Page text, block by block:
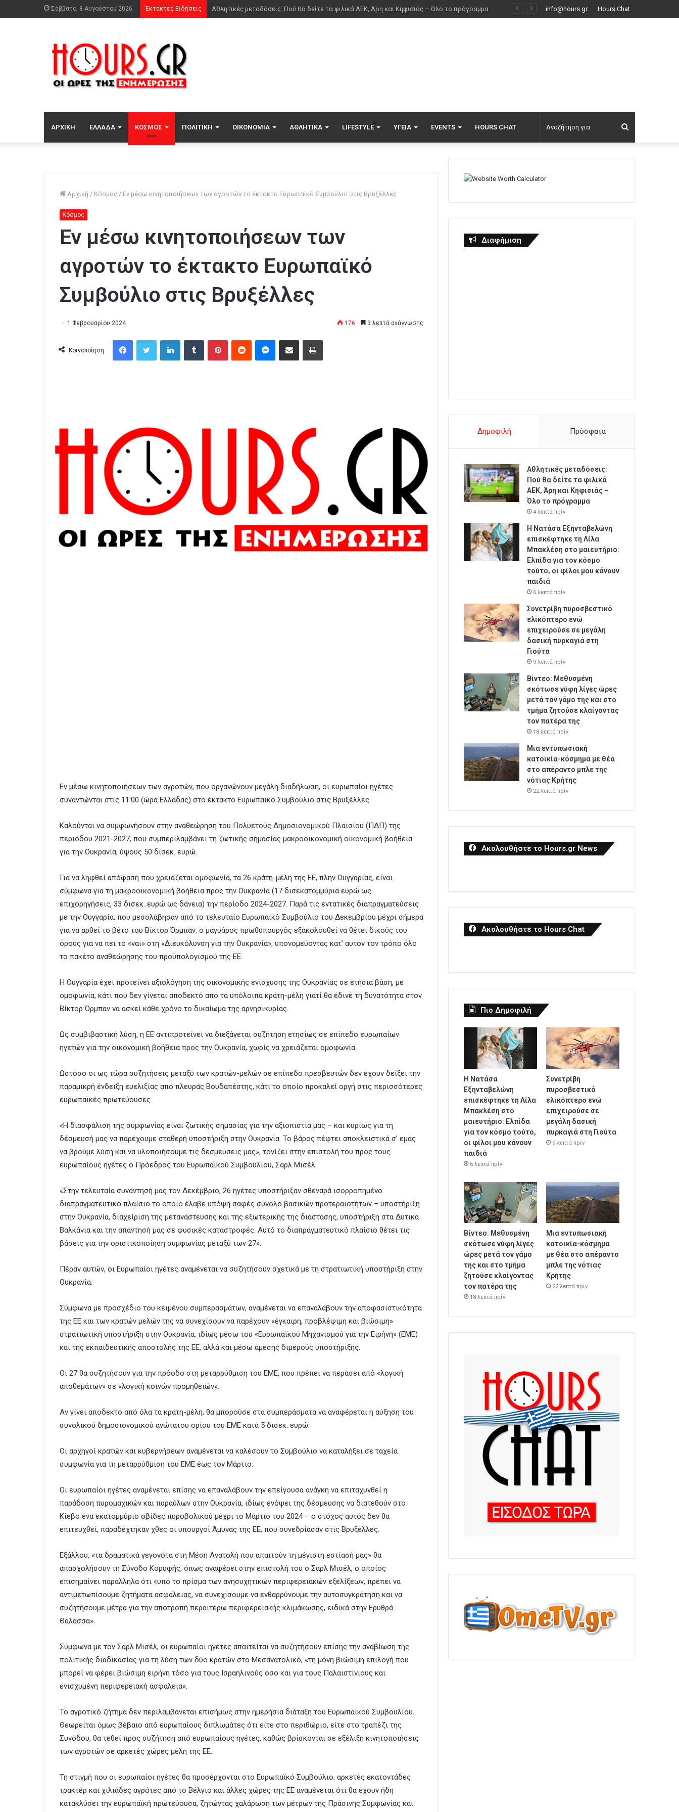
Σάββατο, 8 Αυγούστου 2026 Έκτακτες Ειδήσεις info@hours.gr Hours Chat
ΑΡΧΙΚΉ ΕΛΛΆΔΑ ΚΌΣΜΟΣ ΠΟΛΙΤΙΚΉ ΟΙΚΟΝΟΜΊΑ ΑΘΛΗΤΙΚΆ LIFESTYLE ΥΓΕΊΑ EVENTS HOURS CHAT
για
Αρχική / Κόσμος / Εν μέσω κινητοποιήσεων των αγροτών το έκτακτο Ευρωπαϊκό Συμβούλιο στις Βρυξέλλες
Κόσμος
Εν μέσω κινητοποιήσεων των
αγροτών το έκτακτο Ευρωπαϊκό
Συμβούλιο στις Βρυξέλλες
1 Φεβρουαρίου 2024 176 3 λεπτά ανάγνωσης
Κοινοποίηση
Εν μέσω κινητοποιήσεων των αγροτών, που οργανώνουν μεγάλη διαδήλωση, οι ευρωπαίοι ηγέτες
συναντώνται στις 11:00 (ώρα Ελλάδας) στο έκτακτο Ευρωπαϊκό Συμβούλιο στις Βρυξέλλες.
Καλούνται να συμφωνήσουν στην αναθεώρηση του Πολυετούς Δημοσιονομικού Πλαισίου (ΠΔΠ) της
περιόδου 2021-2027, που συμπεριλαμβάνει τη ζωτικής σημασίας μακροοικονομική οικονομική βοήθεια
για την Ουκρανία, ύψους 50 δισεκ. ευρώ.
Για να ληφθεί απόφαση που χρειάζεται ομοφωνία, τα 26 κράτη-μέλη της ΕΕ, πλην Ουγγαρίας, είναι
σύμφωνα για τη μακροοικονομική βοήθεια προς την Ουκρανία (17 δισεκατομμύρια ευρώ ως
επιχορηγήσεις, 33 δισεκ. ευρώ ως δάνεια) την περίοδο 2024-2027. Παρά τις εντατικές διαπραγματεύσεις
με την Ουγγαρία, που μεσολάβησαν από το τελευταίο Ευρωπαϊκό Συμβούλιο του Δεκεμβρίου μέχρι σήμερα
για να αρθεί το βέτο του Βίκτορ Όρμπαν, ο μαγυάρος πρωθυπουργός εξακολουθεί να θέτει δικούς του
όρους για να πει το «ναι» στη «Διευκόλυνση για την Ουκρανία», υπονομεύοντας κατ’ αυτόν τον τρόπο όλο
το πακέτο αναθεώρησης του προϋπολογισμού της ΕΕ.
Η Ουγγαρία έχει προτείνει αξιολόγηση της οικονομικής ενίσχυσης της Ουκρανίας σε ετήσια βάση, με
ομοφωνία, κάτι που δεν γίνεται αποδεκτό από τα υπόλοιπα κράτη-μέλη γιατί θα έδινε τη δυνατότητα στον
Βίκτορ Όρμπαν να ασκεί κάθε χρόνο το δικαίωμα της αρνησικυρίας.
Ως συμβιβαστική λύση, η ΕΕ αντιπροτείνει να διεξάγεται συζήτηση ετησίως σε επίπεδο ευρωπαίων
ηγετών για την οικονομική βοήθεια προς την Ουκρανία, χωρίς να χρειάζεται ομοφωνία.
Ωστόσο οι ως τώρα συζητήσεις μεταξύ των κρατών-μελών σε επίπεδο πρεσβευτών δεν έχουν δείξει την
παραμικρή ένδειξη ευελιξίας από πλευράς Βουδαπέστης, κάτι το οποίο προκαλεί οργή στις περισσότερες
ευρωπαϊκές πρωτεύουσες.
«Η διασφάλιση της συμφωνίας είναι ζωτικής σημασίας για την αξιοπιστία μας – και κυρίως για τη
δέσμευσή μας να παρέχουμε σταθερή υποστήριξη στην Ουκρανία. Το βάρος πέφτει αποκλειστικά σ’ εμάς
να βρούμε λύση και να υλοποιήσουμε τις δεσμεύσεις μας», τονίζει στην επιστολή του προς τους
ευρωπαίους ηγέτες ο Πρόεδρος του Ευρωπαϊκού Συμβουλίου, Σαρλ Μισέλ.
«Στην τελευταία συνάντησή μας τον Δεκέμβριο, 26 ηγέτες υποστήριξαν σθεναρά ισορροπημένο
διαπραγματευτικό πλαίσιο το οποίο έλαβε υπόψη σαφές σύνολο βασικών προτεραιοτήτων – υποστήριξη
στην Ουκρανία, διαχείριση της μετανάστευσης και της εξωτερικής της διάστασης, υποστήριξη στα Δυτικά
Βαλκάνια και την απάντησή μας σε φυσικές καταστροφές. Αυτό το διαπραγματευτικό πλαίσιο θέτει τις
βάσεις για την οριστικοποίηση συμφωνίας μεταξύ των 27».
Πέραν αυτών, οι Ευρωπαίοι ηγέτες αναμένεται να συζητήσουν σχετικά με τη στρατιωτική υποστήριξη στην
Ουκρανία.
Σύμφωνα με προσχέδιο του κειμένου συμπερασμάτων, αναμένεται να επαναλάβουν την αποφασιστικότητα
της ΕΕ και των κρατών μελών της να συνεχίσουν να παρέχουν «έγκαιρη, προβλέψιμη και βιώσιμη»
στρατιωτική υποστήριξη στην Ουκρανία, ιδίως μέσω του «Ευρωπαϊκού Μηχανισμού για την Ειρήνη» (ΕΜΕ)
και της εκπαιδευτικής αποστολής της ΕΕ, αλλά και μέσω άμεσης διμερούς υποστήριξης.
Οι 27 θα συζητήσουν για την πρόοδο στη μεταρρύθμιση του ΕΜΕ, που πρέπει να περάσει από «λογική
αποθεμάτων» σε «λογική κοινών προμηθειών».
Αν γίνει αποδεκτό από όλα τα κράτη-μέλη, θα μπορούσε στα συμπεράσματα να αναφέρεται η αύξηση του
συνολικού δημοσιονομικού ανώτατου ορίου του ΕΜΕ κατά 5 δισεκ. ευρώ.
Οι αρχηγοί κρατών και κυβερνήσεων αναμένεται να καλέσουν το Συμβούλιο να καταλήξει σε ταχεία
συμφωνία για τη μεταρρύθμιση του ΕΜΕ έως τον Μάρτιο.
Οι ευρωπαίοι ηγέτες αναμένεται επίσης να επαναλάβουν την επείγουσα ανάγκη να επιταχυνθεί η
παράδοση πυρομαχικών και πυραύλων στην Ουκρανία, ιδίως ενόψει της δέσμευσης να διατεθούν στο
Κίεβο ένα εκατομμύριο οβίδες πυροβολικού μέχρι το Μάρτιο του 2024 – ο στόχος αυτός δεν θα
επιτευχθεί, παραδέχτηκαν χθες οι υπουργοί Άμυνας της ΕΕ, που συνεδρίασαν στις Βρυξέλλες.
Εξάλλου, «τα δραματικά γεγονότα στη Μέση Ανατολή που απαιτούν τη μέγιστη εστίασή μας» θα
απασχολήσουν τη Σύνοδο Κορυφής, όπως αναφέρει στην επιστολή του ο Σαρλ Μισέλ, ο οποίος
επισημαίνει παράλληλα ότι «υπό το πρίσμα των ανησυχητικών περιφερειακών εξελίξεων, πρέπει να
αντιμετωπίσουμε ζητήματα ασφάλειας, να συνεχίσουμε να ενθαρρύνουμε την αυτοσυγκράτηση και να
συζητήσουμε μέτρα για την αποτροπή περαιτέρω περιφερειακής κλιμάκωσης, ειδικά στην Ερυθρά
Θάλασσα».
Σύμφωνα με τον Σαρλ Μισέλ, οι ευρωπαίοι ηγέτες απαιτείται να συζητήσουν επίσης την αναβίωση της
πολιτικής διαδικασίας για τη λύση των δύο κρατών στο Μεσανατολικό, «τη μόνη βιώσιμη επιλογή που
μπορεί να φέρει βιώσιμη ειρήνη τόσο για τους Ισραηλινούς όσο και για τους Παλαιστίνιους και
ενισχυμένη περιφερειακή ασφάλεια».
Το αγροτικό ζήτημα δεν περιλαμβάνεται επισήμως στην ημερήσια διάταξη του Ευρωπαϊκού Συμβουλίου.
Θεωρείται όμως βέβαιο από ευρωπαίους διπλωμάτες ότι είτε στο περιθώριο, είτε στο τραπέζι της
Συνόδου, θα τεθεί προς συζήτηση από ευρωπαίους ηγέτες, καθώς βρίσκονται σε εξέλιξη κινητοποιήσεις
των αγροτών σε αρκετές χώρες μέλη της ΕΕ.
Τη στιγμή που οι ευρωπαίοι ηγέτες θα προσέρχονται στο Ευρωπαϊκό Συμβούλιο, αρκετές εκατοντάδες
τρακτέρ και χιλιάδες αγρότες από το Βέλγιο και άλλες χώρες της ΕΕ αναμένεται ότι θα έχουν ήδη
κατακλύσει την ευρωπαϊκή πρωτεύουσα, ζητώντας χαλάρωση των μέτρων της Πράσινης Συμφωνίας και
Διαφήμιση
Δημοφιλή Πρόσφατα
Αθλητικές μεταδόσεις:
Πού θα δείτε τα φιλικά
ΑΕΚ, Άρη και Κηφισιάς –
Όλο το πρόγραμμα
4 λεπτά πρίν
Η Νατάσα Εξηνταβελώνη
επισκέφτηκε τη Λίλα
Μπακλέση στο μαιευτήριο:
Ελπίδα για τον κόσμο
τούτο, οι φίλοι μου κάνουν
παιδιά
6 λεπτά πρίν
Συνετρίβη πυροσβεστικό
ελικόπτερο ενώ
επιχειρούσε σε μεγάλη
δασική πυρκαγιά στη
Γιούτα
9 λεπτά πρίν
Βίντεο: Μεθυσμένη
σκότωσε νύφη λίγες ώρες
μετά τον γάμο της και στο
τμήμα ζητούσε κλαίγοντας
τον πατέρα της
18 λεπτά πρίν
Μια εντυπωσιακή
κατοικία-κόσμημα με θέα
στο απέραντο μπλε της
νότιας Κρήτης
22 λεπτά πρίν
Ακολουθήστε το Hours.gr News
Ακολουθήστε το Hours Chat
Πιο Δημοφιλή
Η Νατάσα
Εξηνταβελώνη
επισκέφτηκε τη Λίλα
Μπακλέση στο
μαιευτήριο: Ελπίδα
για τον κόσμο τούτο,
οι φίλοι μου κάνουν
παιδιά
6 λεπτά πρίν
Συνετρίβη
πυροσβεστικό
ελικόπτερο ενώ
επιχειρούσε σε
μεγάλη δασική
πυρκαγιά στη Γιούτα
9 λεπτά πρίν
Βίντεο: Μεθυσμένη
σκότωσε νύφη λίγες
ώρες μετά τον γάμο
της και στο τμήμα
ζητούσε κλαίγοντας
τον πατέρα της
18 λεπτά πρίν
Μια εντυπωσιακή
κατοικία-κόσμημα
με θέα στο απέραντο
μπλε της νότιας
Κρήτης
22 λεπτά πρίν